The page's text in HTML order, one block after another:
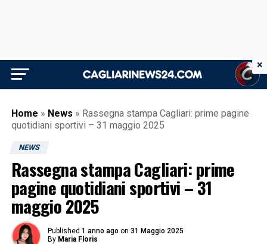
Home » News » Rassegna stampa Cagliari: prime pagine
quotidiani sportivi – 31 maggio 2025
NEWS
Rassegna stampa Cagliari: prime
pagine quotidiani sportivi – 31
maggio 2025
Published 1 anno ago on 31 Maggio 2025
By Maria Floris
×